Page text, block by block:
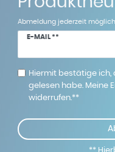
Abmeldung jederzeit möglich
E-MAIL **
Newsletter
Hiermit bestätige ich,
gelesen habe. Meine
widerrufen.**